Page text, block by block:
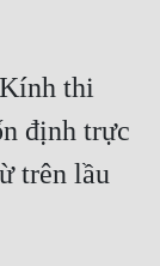
thi
định trực
trên lầu